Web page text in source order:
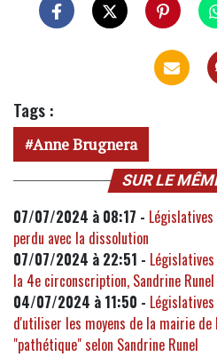
Tags :
Anne Brugnera
SUR LE
07/07/2024 à 08:17 -
perdu avec la dissolution
07/07/2024 à 22:51 -
la 4e circonscription, Sandrine
04/07/2024 à 11:50 - Législatives
d'utiliser les moyens de la mairie de
"pathétique" selon Sandrine Runel